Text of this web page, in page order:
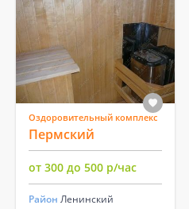
Оздоровительный комплекс
Пермский
от 300 до 500 р/час
Район Ленинский